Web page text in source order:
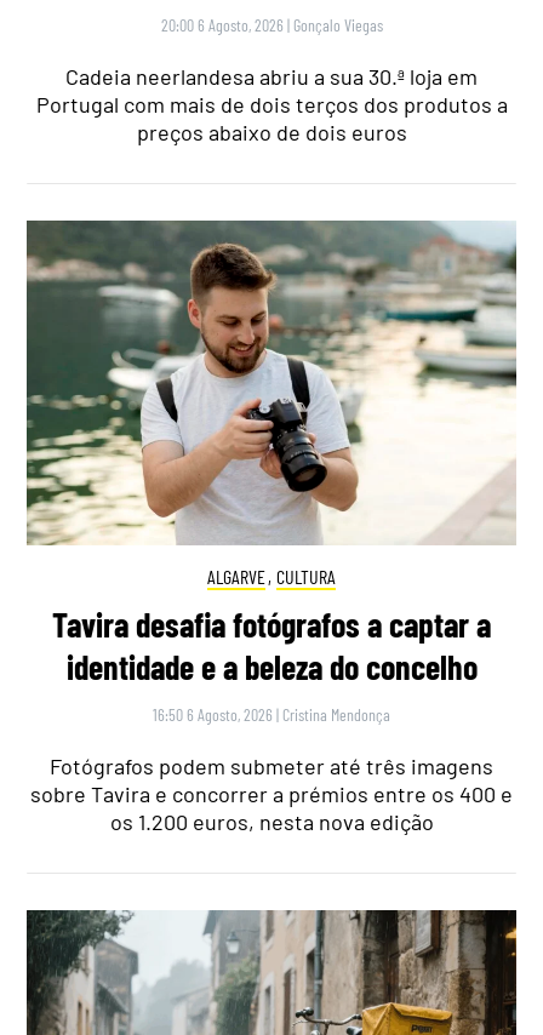
20:00 6 Agosto, 2026 | Gonçalo Viegas
Cadeia neerlandesa abriu a sua 30.ª loja em
Portugal com mais de dois terços dos produtos a
preços abaixo de dois euros
ALGARVE, CULTURA
Tavira desafia fotógrafos a captar a
identidade e a beleza do concelho
16:50 6 Agosto, 2026 | Cristina Mendonça
Fotógrafos podem submeter até três imagens
sobre Tavira e concorrer a prémios entre os 400 e
os 1.200 euros, nesta nova edição